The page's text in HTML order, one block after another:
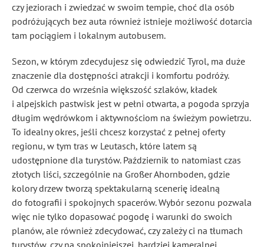
czy jeziorach i zwiedzać w swoim tempie, choć dla osób
podróżujących bez auta również istnieje możliwość dotarcia
tam pociągiem i lokalnym autobusem.
Sezon, w którym zdecydujesz się odwiedzić Tyrol, ma duże
znaczenie dla dostępności atrakcji i komfortu podróży.
Od czerwca do września większość szlaków, kładek
i alpejskich pastwisk jest w pełni otwarta, a pogoda sprzyja
długim wędrówkom i aktywnościom na świeżym powietrzu.
To idealny okres, jeśli chcesz korzystać z pełnej oferty
regionu, w tym tras w Leutasch, które latem są
udostępnione dla turystów. Październik to natomiast czas
złotych liści, szczególnie na Großer Ahornboden, gdzie
kolory drzew tworzą spektakularną scenerię idealną
do fotografii i spokojnych spacerów. Wybór sezonu pozwala
więc nie tylko dopasować pogodę i warunki do swoich
planów, ale również zdecydować, czy zależy ci na tłumach
turystów, czy na spokojniejszej, bardziej kameralnej